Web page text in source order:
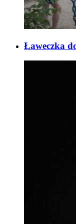
Ławeczka